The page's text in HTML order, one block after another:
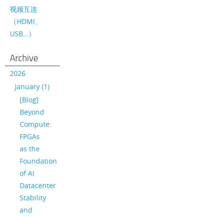
视频互连
（HDMI、
USB…）
Archive
2026
January (1)
[Blog]
Beyond
Compute:
FPGAs
as the
Foundation
of AI
Datacenter
Stability
and